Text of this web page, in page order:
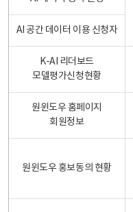
AI 공간 데이터 이용 신청자
K-AI 리더보드
모델평가신청현황
원윈도우 홈페이지
회원정보
원윈도우 홍보동의 현황